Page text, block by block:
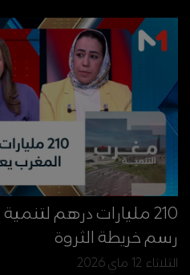
210 مليارات درهم
رسم خريطة الثروة
الثلاثاء 12 ماي 2026